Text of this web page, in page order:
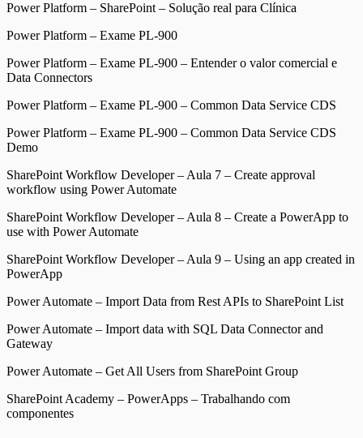
Power Platform – SharePoint – Solução real para Clínica
Power Platform – Exame PL-900
Power Platform – Exame PL-900 – Entender o valor comercial e
Data Connectors
Power Platform – Exame PL-900 – Common Data Service CDS
Power Platform – Exame PL-900 – Common Data Service CDS
Demo
SharePoint Workflow Developer – Aula 7 – Create approval
workflow using Power Automate
SharePoint Workflow Developer – Aula 8 – Create a PowerApp to
use with Power Automate
SharePoint Workflow Developer – Aula 9 – Using an app created in
PowerApp
Power Automate – Import Data from Rest APIs to SharePoint List
Power Automate – Import data with SQL Data Connector and
Gateway
Power Automate – Get All Users from SharePoint Group
SharePoint Academy – PowerApps – Trabalhando com
componentes